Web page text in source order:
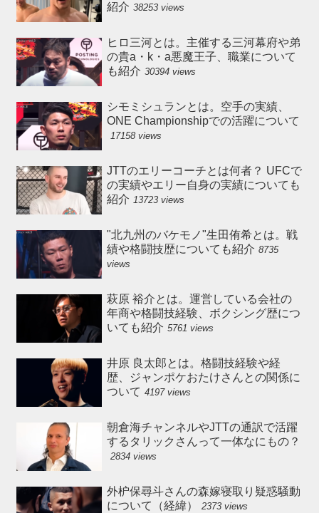
紹介 38253 views
ヒロ三河とは。主催する三河幕府や弟
の貴a・k・a悪魔王子、職業について
も紹介 30394 views
シモミシュランとは。空手の実績、
ONE Championshipでの活躍について
17158 views
JTTのエリーコーチとは何者？ UFCで
の実績やエリー自身の実績についても
紹介 13723 views
"北九州のバケモノ"生田侑希とは。戦
績や格闘技歴についても紹介 8735
views
萩原 裕介とは。運営している会社の
年商や格闘技経験、ボクシング歴につ
いても紹介 5761 views
井原 良太郎とは。格闘技経験や経
歴、ジャンポケおたけさんとの関係に
ついて 4197 views
朝倉海チャンネルやJTTの通訳で活躍
するタリックさんって一体なにもの？
2834 views
外枦保尋斗さんの森嫁寝取り疑惑騒動
について（経緯）
2373 views